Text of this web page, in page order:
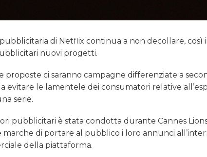
di Netflix continua a non decollare, così
nuovi progetti.
proposte ci saranno campagne differenziate a
evitare le lamentele dei consumatori relative
serie.
pubblicitari è stata condotta durante Cannes
di portare al pubblico i loro annunci
della piattaforma.